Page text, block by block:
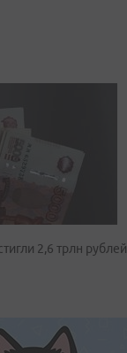
2,6 трлн рублей